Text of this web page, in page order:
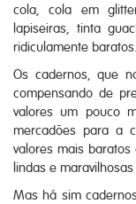
cola, cola em
lapiseiras, tinta
ridiculamente baratos.
Os cadernos, que
compensando de
valores um pouco
mercadões para a
valores mais
lindas e
Mas há sim